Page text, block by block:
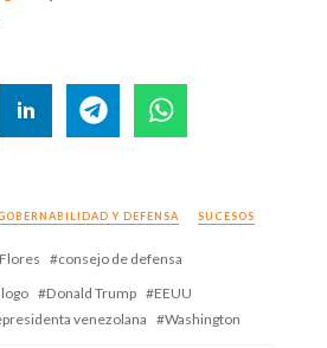
Y DEFENSA SUCESOS
consejo de defensa
Donald Trump
EEUU
venezolana Washington